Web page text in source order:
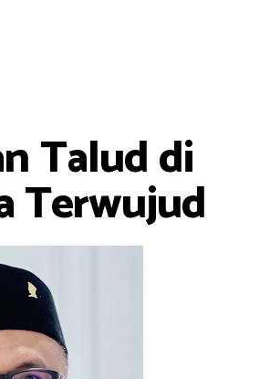
Talud di
Terwujud